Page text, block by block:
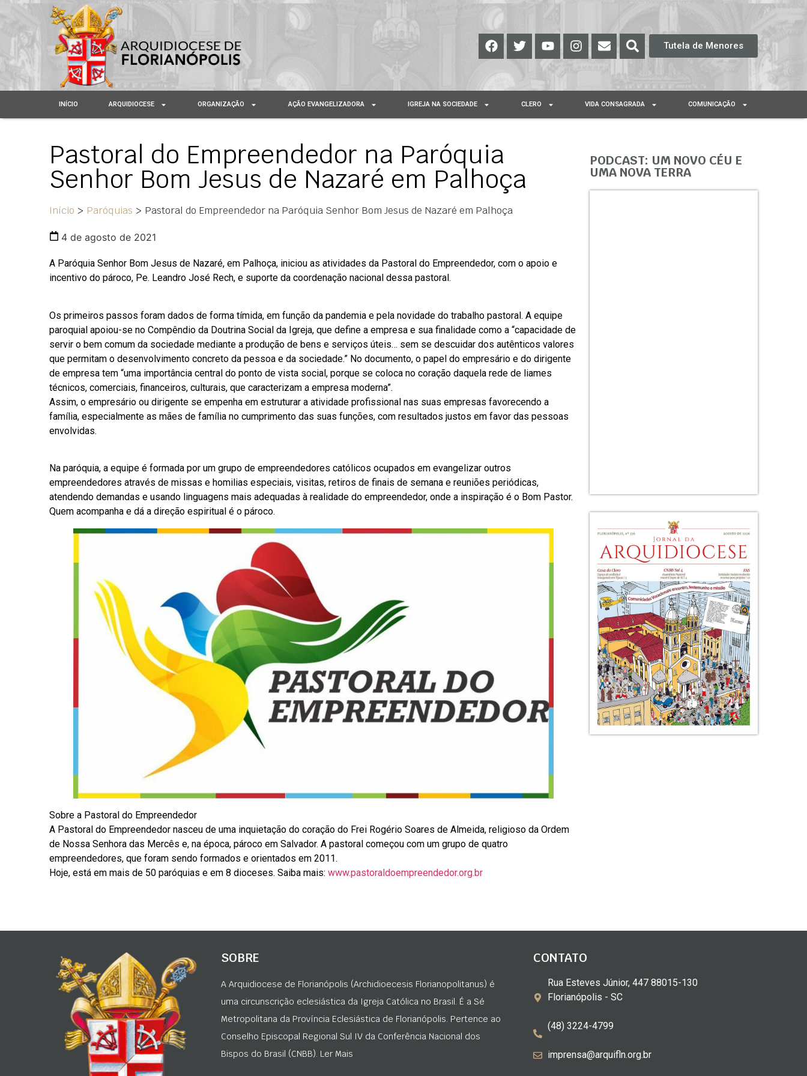
Tutela de Menores
INÍCIO ARQUIDIOCESE ORGANIZAÇÃO AÇÃO EVANGELIZADORA IGREJA NA SOCIEDADE CLERO VIDA CONSAGRADA COMUNICAÇÃO
Pastoral do Empreendedor na Paróquia
Senhor Bom Jesus de Nazaré em Palhoça
Início > Paróquias > Pastoral do Empreendedor na Paróquia Senhor Bom Jesus de Nazaré em Palhoça
4 de agosto de 2021
A Paróquia Senhor Bom Jesus de Nazaré, em Palhoça, iniciou as atividades da Pastoral do Empreendedor, com o apoio e
incentivo do pároco, Pe. Leandro José Rech, e suporte da coordenação nacional dessa pastoral.
Os primeiros passos foram dados de forma tímida, em função da pandemia e pela novidade do trabalho pastoral. A equipe
paroquial apoiou-se no Compêndio da Doutrina Social da Igreja, que define a empresa e sua finalidade como a “capacidade de
servir o bem comum da sociedade mediante a produção de bens e serviços úteis… sem se descuidar dos autênticos valores
que permitam o desenvolvimento concreto da pessoa e da sociedade.” No documento, o papel do empresário e do dirigente
de empresa tem “uma importância central do ponto de vista social, porque se coloca no coração daquela rede de liames
técnicos, comerciais, financeiros, culturais, que caracterizam a empresa moderna”.
Assim, o empresário ou dirigente se empenha em estruturar a atividade profissional nas suas empresas favorecendo a
família, especialmente as mães de família no cumprimento das suas funções, com resultados justos em favor das pessoas
envolvidas.
Na paróquia, a equipe é formada por um grupo de empreendedores católicos ocupados em evangelizar outros
empreendedores através de missas e homilias especiais, visitas, retiros de finais de semana e reuniões periódicas,
atendendo demandas e usando linguagens mais adequadas à realidade do empreendedor, onde a inspiração é o Bom Pastor.
Quem acompanha e dá a direção espiritual é o pároco.
Sobre a Pastoral do Empreendedor
A Pastoral do Empreendedor nasceu de uma inquietação do coração do Frei Rogério Soares de Almeida, religioso da Ordem
de Nossa Senhora das Mercês e, na época, pároco em Salvador. A pastoral começou com um grupo de quatro
empreendedores, que foram sendo formados e orientados em 2011.
Hoje, está em mais de 50 paróquias e em 8 dioceses. Saiba mais: www.pastoraldoempreendedor.org.br
PODCAST: UM NOVO CÉU E
UMA NOVA TERRA
SOBRE
A Arquidiocese de Florianópolis (Archidioecesis Florianopolitanus) é
uma circunscrição eclesiástica da Igreja Católica no Brasil. É a Sé
Metropolitana da Província Eclesiástica de Florianópolis. Pertence ao
Conselho Episcopal Regional Sul IV da Conferência Nacional dos
Bispos do Brasil (CNBB). Ler Mais
CONTATO
Rua Esteves Júnior, 447 88015-130
Florianópolis - SC
(48) 3224-4799
imprensa@arquifln.org.br